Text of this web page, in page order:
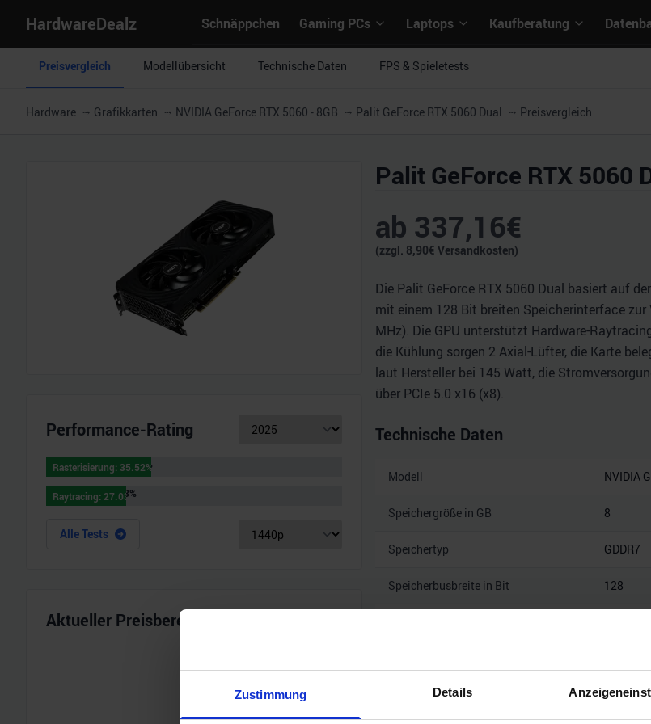
Zustimmung Details
HardwareDealz Schnäppchen Gaming PCs Laptops Kaufberatung
Preisvergleich Modellübersicht Technische Daten FPS & Spieletests
Hardware Grafikkarten NVIDIA GeForce RTX 5060 - 8GB Palit GeForce RTX 5060 Dual Preisvergleich
Performance-Rating
Rasterisierung: 35.52%
Rasterisierung: 35.52%
Raytracing:27.03%
Raytracing:27.03%
Alle Tests
Aktueller Preisbereich
Palit GeForce RTX 5060
ab 337,16€
(zzgl. 8,90€ Versandkosten)
Die Palit GeForce RTX 5060 Dual basiert auf
mit einem 128 Bit breiten Speicherinterface
MHz). Die GPU unterstützt Hardware-
die Kühlung sorgen 2 Axial-Lüfter, die Karte
laut Hersteller bei 145 Watt, die
über PCIe 5.0 x16 (x8).
Technische Daten
Modell NVIDIA
Speichergröße in GB 8
Speichertyp GDDR7
Speicherbusbreite in Bit 128